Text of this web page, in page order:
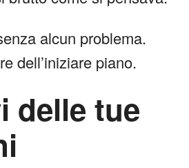
alcun problema.
dell’iniziare piano.
delle tue